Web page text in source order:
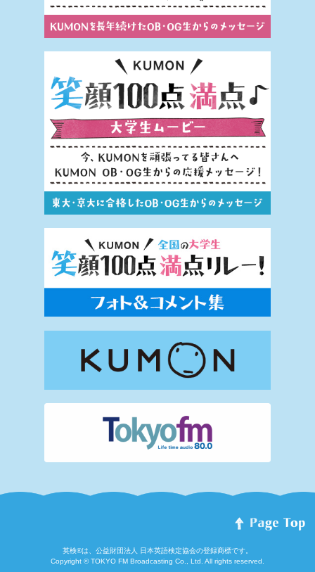
英検®は、公益財団法人 日本英語検定協会の登録商標です。
Copyright © TOKYO FM Broadcasting Co., Ltd. All rights reserved.